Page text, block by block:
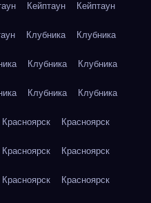
Кейптаун Кейптаун
Клубника Клубника
Клубника Клубника
Клубника Клубника
Красноярск Красноярск
Красноярск Красноярск
Красноярск Красноярск